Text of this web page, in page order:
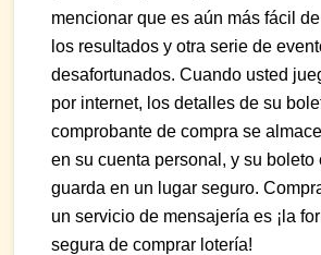
mencionar que es aún más fácil
los resultados y otra serie de
desafortunados. Cuando usted
por internet, los detalles de su
comprobante de compra se
en su cuenta personal, y su boleto
guarda en un lugar seguro.
un servicio de mensajería es ¡la
segura de comprar lotería!